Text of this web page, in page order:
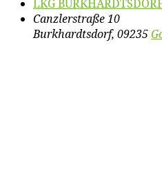
LKG
Canzlerstraße 10
Burkhardtsdorf, 09235